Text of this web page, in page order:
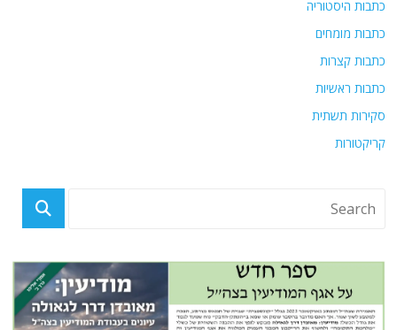
כתבות היסטוריה
כתבות מומחים
כתבות קצרות
כתבות ראשיות
סקירות תשתית
קריקטורות